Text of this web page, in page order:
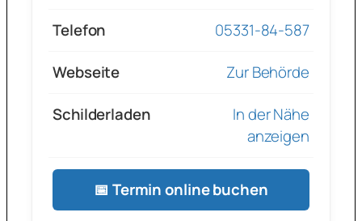
Telefon
05331-84-587
Webseite
Zur Behörde
Schilderladen
In der Nähe
anzeigen
📅 Termin online buchen